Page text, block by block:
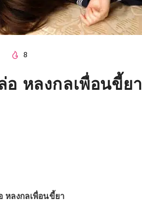
8
อ หลงกลเพื่อนขี้ยา
หลงกลเพื่อนขี้ยา